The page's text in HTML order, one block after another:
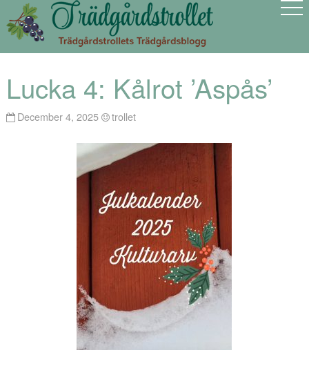
Lucka 4: Kålrot ’Aspås’
December 4, 2025 trollet